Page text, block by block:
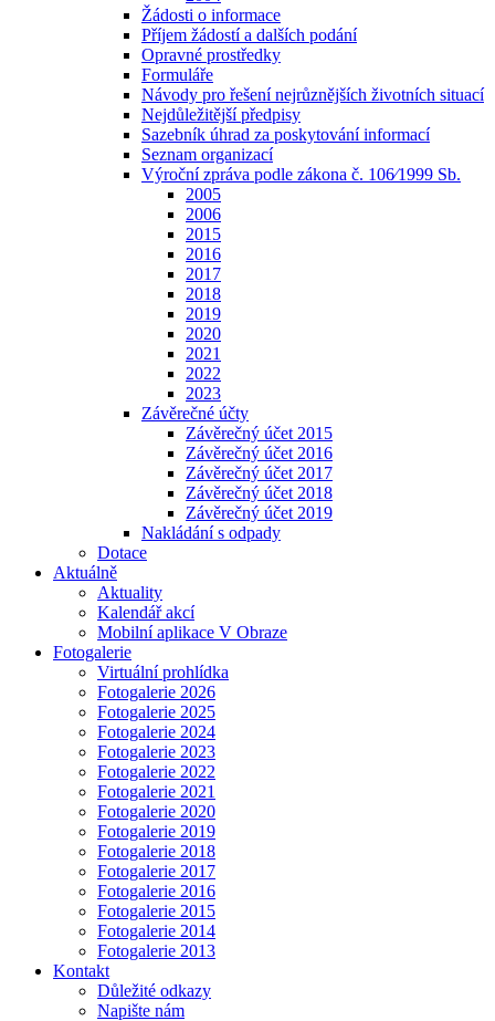
Žádosti o informace
Příjem žádostí a dalších podání
Opravné prostředky
Formuláře
Návody pro řešení nejrůznějších životních situací
Nejdůležitější předpisy
Sazebník úhrad za poskytování informací
Seznam organizací
Výroční zpráva podle zákona č. 106⁄1999 Sb.
2005
2006
2015
2016
2017
2018
2019
2020
2021
2022
2023
Závěrečné účty
Závěrečný účet 2015
Závěrečný účet 2016
Závěrečný účet 2017
Závěrečný účet 2018
Závěrečný účet 2019
Nakládání s odpady
Dotace
Aktuálně
Aktuality
Kalendář akcí
Mobilní aplikace V Obraze
Fotogalerie
Virtuální prohlídka
Fotogalerie 2026
Fotogalerie 2025
Fotogalerie 2024
Fotogalerie 2023
Fotogalerie 2022
Fotogalerie 2021
Fotogalerie 2020
Fotogalerie 2019
Fotogalerie 2018
Fotogalerie 2017
Fotogalerie 2016
Fotogalerie 2015
Fotogalerie 2014
Fotogalerie 2013
Kontakt
Důležité odkazy
Napište nám